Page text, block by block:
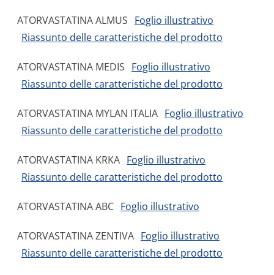
ATORVASTATINA ALMUS Foglio illustrativo
Riassunto delle caratteristiche del prodotto
ATORVASTATINA MEDIS Foglio illustrativo
Riassunto delle caratteristiche del prodotto
ATORVASTATINA MYLAN ITALIA Foglio illustrativo
Riassunto delle caratteristiche del prodotto
ATORVASTATINA KRKA Foglio illustrativo
Riassunto delle caratteristiche del prodotto
ATORVASTATINA ABC Foglio illustrativo
ATORVASTATINA ZENTIVA Foglio illustrativo
Riassunto delle caratteristiche del prodotto